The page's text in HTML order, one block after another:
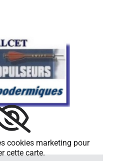
cookies marketing pour
cette carte.